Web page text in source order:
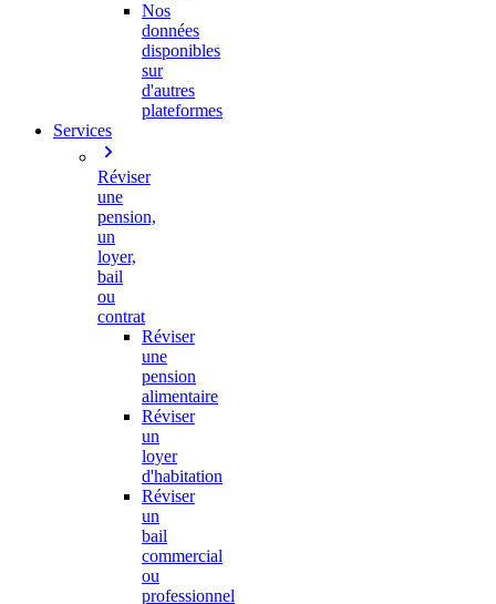
Nos
données
disponibles
sur
d'autres
plateformes
Services
Réviser
une
pension,
un
loyer,
bail
ou
contrat
Réviser
une
pension
alimentaire
Réviser
un
loyer
d'habitation
Réviser
un
bail
commercial
ou
professionnel